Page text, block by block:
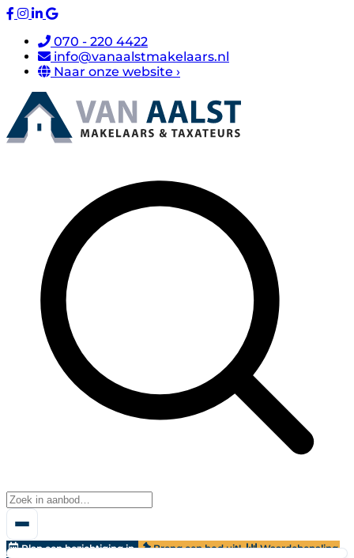
070 - 220 4422
info@vanaalstmakelaars.nl
Naar onze website ›
Plan een bezichtiging in Breng een bod uit!
Waardebepaling